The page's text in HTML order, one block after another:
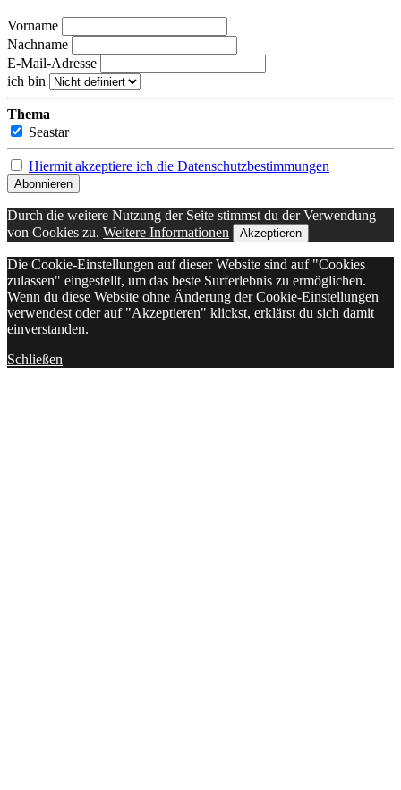
Vorname
Nachname
E-Mail-Adresse
ich bin
Thema
Seastar
Hiermit akzeptiere ich die Datenschutzbestimmungen
Durch die weitere Nutzung der Seite stimmst du der Verwendung
von Cookies zu. Weitere Informationen Akzeptieren
Die Cookie-Einstellungen auf dieser Website sind auf "Cookies
zulassen" eingestellt, um das beste Surferlebnis zu ermöglichen.
Wenn du diese Website ohne Änderung der Cookie-Einstellungen
verwendest oder auf "Akzeptieren" klickst, erklärst du sich damit
einverstanden.
Schließen